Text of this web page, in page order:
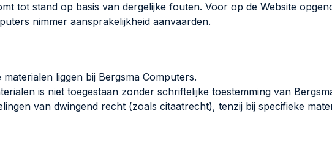
tot stand op basis van dergelijke fouten. Voor op de Website
nimmer aansprakelijkheid aanvaarden.
liggen bij Bergsma Computers.
is niet toegestaan zonder schriftelijke toestemming van
van dwingend recht (zoals citaatrecht), tenzij bij specifieke